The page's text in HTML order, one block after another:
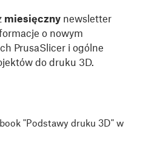
miesięczny newsletter
o nowym
PrusaSlicer i ogólne
do druku 3D.
"Podstawy druku 3D" w